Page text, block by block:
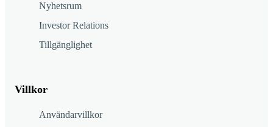
Nyhetsrum
Investor Relations
Tillgänglighet
Villkor
Användarvillkor